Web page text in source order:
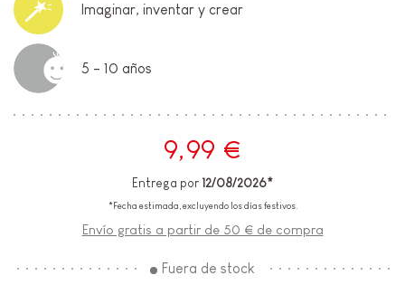
Imaginar, inventar y crear
5 - 10 años
9,99 €
Entrega por 12/08/2026*
*Fecha estimada, excluyendo los días festivos.
Envío gratis a partir de 50 € de compra
Fuera de stock